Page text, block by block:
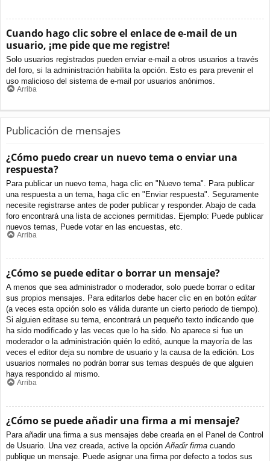
Cuando hago clic sobre el enlace de e-mail de un
usuario, ¡me pide que me registre!
Solo usuarios registrados pueden enviar e-mail a otros usuarios a través
del foro, si la administración habilita la opción. Esto es para prevenir el
uso malicioso del sistema de e-mail por usuarios anónimos.
Arriba
Publicación de mensajes
¿Cómo puedo crear un nuevo tema o enviar una
respuesta?
Para publicar un nuevo tema, haga clic en "Nuevo tema". Para publicar
una respuesta a un tema, haga clic en "Enviar respuesta". Seguramente
necesite registrarse antes de poder publicar y responder. Abajo de cada
foro encontrará una lista de acciones permitidas. Ejemplo: Puede publicar
nuevos temas, Puede votar en las encuestas, etc.
Arriba
¿Cómo se puede editar o borrar un mensaje?
A menos que sea administrador o moderador, solo puede borrar o editar
sus propios mensajes. Para editarlos debe hacer clic en en botón editar
(a veces esta opción solo es válida durante un cierto periodo de tiempo).
Si alguien editase su tema, encontrará un pequeño texto indicando que
ha sido modificado y las veces que lo ha sido. No aparece si fue un
moderador o la administración quién lo editó, aunque la mayoría de las
veces el editor deja su nombre de usuario y la causa de la edición. Los
usuarios normales no podrán borrar sus temas después de que alguien
haya respondido al mismo.
Arriba
¿Cómo se puede añadir una firma a mi mensaje?
Para añadir una firma a sus mensajes debe crearla en el Panel de Control
de Usuario. Una vez creada, active la opción Añadir firma cuando
publique un mensaje. Puede asignar una firma por defecto a todos sus